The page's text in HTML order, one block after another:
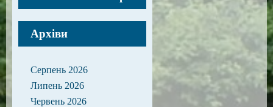
Архіви
Серпень 2026
Липень 2026
Червень 2026